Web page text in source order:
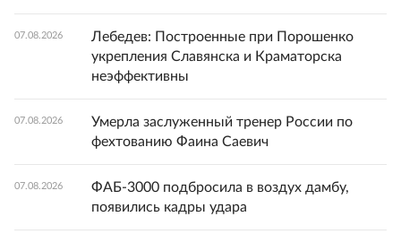
07.08.2026
Лебедев: Построенные при Порошенко
укрепления Славянска и Краматорска
неэффективны
07.08.2026
Умерла заслуженный тренер России по
фехтованию Фаина Саевич
07.08.2026
ФАБ-3000 подбросила в воздух дамбу,
появились кадры удара